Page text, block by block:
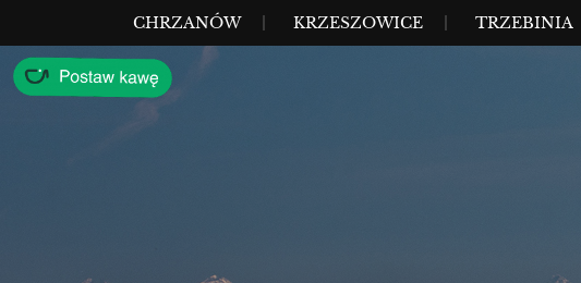
do
treści
CHRZANÓW KRZESZOWICE TRZEBINIA